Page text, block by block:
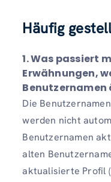
Häufig
1.Was passiert
Erwähnungen,
Benutzernamen
Die
werden nicht
Benutzernamen
alten
aktualisierte Profil